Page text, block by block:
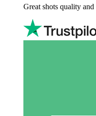
Great shots quality